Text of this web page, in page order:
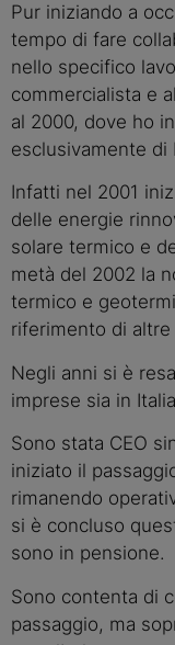
Pur iniziando a
tempo di fare
nello specifico
commercialista e
al 2000, dove ho
esclusivamente di
Infatti nel 2001
delle energie
solare termico e
metà del 2002 la
termico e
riferimento di
Negli anni si è
imprese sia in
Sono stata CEO
iniziato il
rimanendo
si è concluso
sono in pensione.
Sono contenta di
passaggio, ma